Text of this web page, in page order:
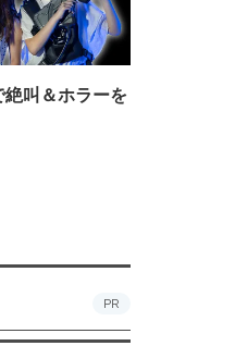
叫＆ホラーを
PR